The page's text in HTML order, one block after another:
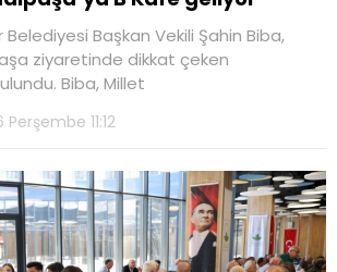
Belediyesi Başkan Vekili Şahin Biba,
ziyaretinde dikkat çeken
Biba, Millet
11:12